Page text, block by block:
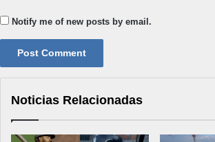
Notify me of new posts by email.
Noticias Relacionadas